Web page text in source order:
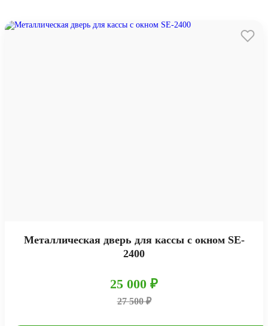
Металлическая дверь для кассы с окном SE-
2400
25 000 ₽
27 500 ₽